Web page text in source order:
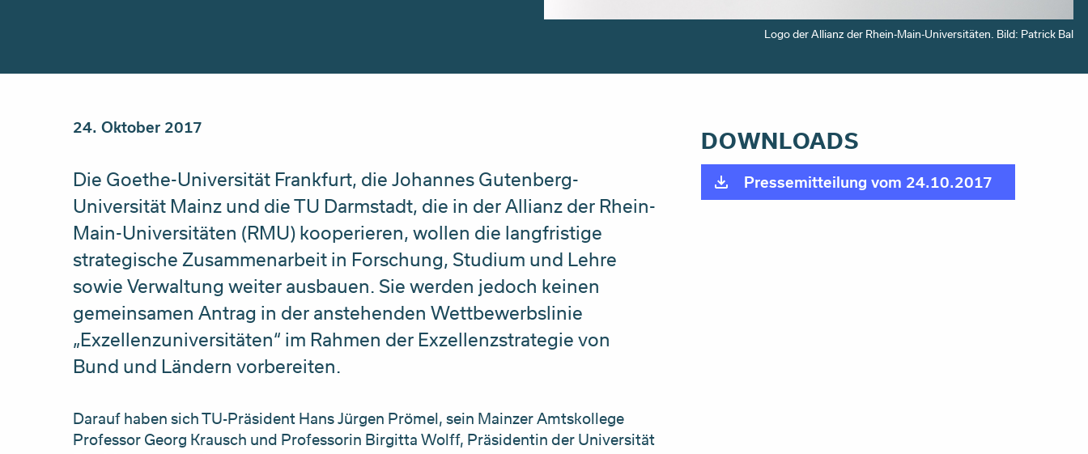
Logo der Allianz der Rhein-Main-Universitäten. Bild: Patrick Bal
24. Oktober 2017
Die Goethe-Universität Frankfurt, die Johannes Gutenberg-
Universität Mainz und die TU Darmstadt, die in der Allianz der Rhein-
Main-Universitäten (RMU) kooperieren, wollen die langfristige
strategische Zusammenarbeit in Forschung, Studium und Lehre
sowie Verwaltung weiter ausbauen. Sie werden jedoch keinen
gemeinsamen Antrag in der anstehenden Wettbewerbslinie
„Exzellenzuniversitäten“ im Rahmen der Exzellenzstrategie von
Bund und Ländern vorbereiten.
Darauf haben sich TU-Präsident Hans Jürgen Prömel, sein Mainzer Amtskollege
Professor Georg Krausch und Professorin Birgitta Wolff, Präsidentin der Universität
DOWNLOADS
Pressemitteilung vom 24.10.2017